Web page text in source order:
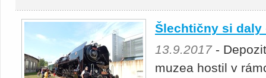
Šlechtičny si daly
13.9.2017-
muzea hostil v